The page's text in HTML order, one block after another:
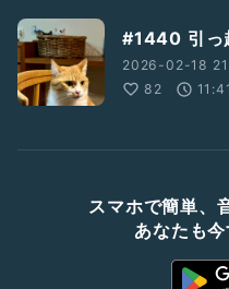
#1440 引っ
2026-02-18
82
11:41
スマホで簡単、
あなたも